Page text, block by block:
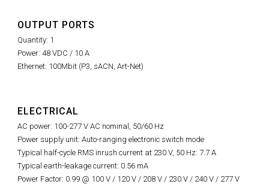
OUTPUT PORTS
Quantity: 1
Power: 48 VDC / 10 A
Ethernet: 100Mbit (P3, sACN, Art-Net)
ELECTRICAL
AC power: 100-277 V AC nominal, 50/60 Hz
Power supply unit: Auto-ranging electronic switch mode
Typical half-cycle RMS inrush current at 230 V, 50 Hz: 7.7 A
Typical earth-leakage current: 0.56 mA
Power Factor: 0.99 @ 100 V / 120 V / 208 V / 230 V / 240 V / 277 V